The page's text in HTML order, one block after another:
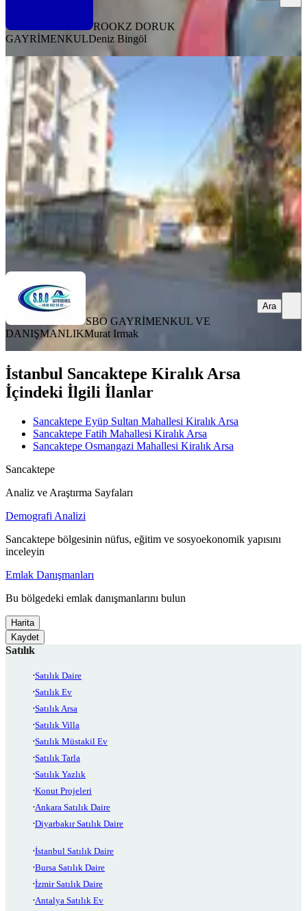
ROOKZ DORUK
GAYRİMENKULDeniz Bingöl
S.b.o'dan Depolamaya Uygun 250m2
Kiralık Arsa
Sancaktepe, Osmangazi Mahallesi
251 m²
25.04.2026
30.000 ₺
SBO GAYRİMENKUL VE DANIŞMANLIKMurat Irmak
Ara
SBO GAYRİMENKUL VE
DANIŞMANLIKMurat Irmak
Ara
İstanbul Sancaktepe Kiralık Arsa
İçindeki İlgili İlanlar
Sancaktepe Eyüp Sultan Mahallesi Kiralık Arsa
Sancaktepe Fatih Mahallesi Kiralık Arsa
Sancaktepe Osmangazi Mahallesi Kiralık Arsa
Sancaktepe
Analiz ve Araştırma Sayfaları
Demografi Analizi
Sancaktepe bölgesinin nüfus, eğitim ve sosyoekonomik yapısını
inceleyin
Emlak Danışmanları
Bu bölgedeki emlak danışmanlarını bulun
Harita
Kaydet
Satılık
Satılık Daire
Satılık Ev
Satılık Arsa
Satılık Villa
Satılık Müstakil Ev
Satılık Tarla
Satılık Yazlık
Konut Projeleri
Ankara Satılık Daire
Diyarbakır Satılık Daire
İstanbul Satılık Daire
Bursa Satılık Daire
İzmir Satılık Daire
Antalya Satılık Ev